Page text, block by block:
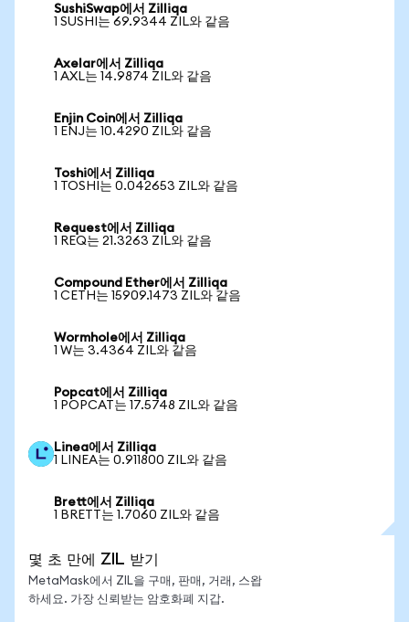
SushiSwap에서 Zilliqa
1 SUSHI는 69.9344 ZIL와 같음
Axelar에서 Zilliqa
1 AXL는 14.9874 ZIL와 같음
Enjin Coin에서 Zilliqa
1 ENJ는 10.4290 ZIL와 같음
Toshi에서 Zilliqa
1 TOSHI는 0.042653 ZIL와 같음
Request에서 Zilliqa
1 REQ는 21.3263 ZIL와 같음
Compound Ether에서 Zilliqa
1 CETH는 15909.1473 ZIL와 같음
Wormhole에서 Zilliqa
1 W는 3.4364 ZIL와 같음
Popcat에서 Zilliqa
1 POPCAT는 17.5748 ZIL와 같음
Linea에서 Zilliqa
1 LINEA는 0.911800 ZIL와 같음
Brett에서 Zilliqa
1 BRETT는 1.7060 ZIL와 같음
몇 초 만에 ZIL 받기
MetaMask에서 ZIL을 구매, 판매, 거래, 스왑
하세요. 가장 신뢰받는 암호화폐 지갑.